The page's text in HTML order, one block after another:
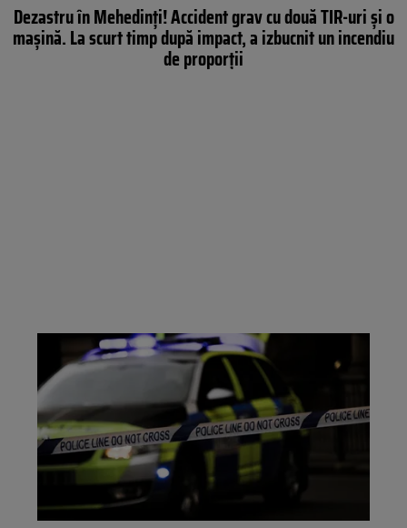
Dezastru în Mehedinți! Accident grav cu două TIR-uri şi o
maşină. La scurt timp după impact, a izbucnit un incendiu
de proporții